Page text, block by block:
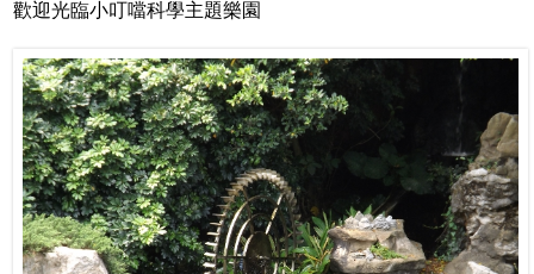
歡迎光臨小叮噹科學主題樂園